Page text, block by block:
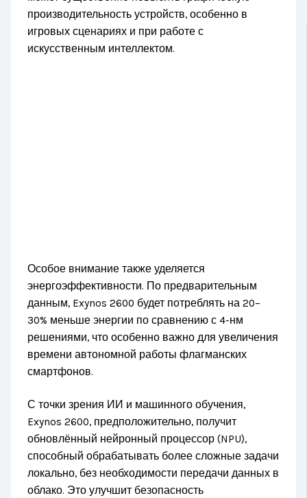
производительность устройств, особенно в
игровых сценариях и при работе с
искусственным интеллектом.
Особое внимание также уделяется
энергоэффективности. По предварительным
данным, Exynos 2600 будет потреблять на 20–
30% меньше энергии по сравнению с 4-нм
решениями, что особенно важно для увеличения
времени автономной работы флагманских
смартфонов.
С точки зрения ИИ и машинного обучения,
Exynos 2600, предположительно, получит
обновлённый нейронный процессор (NPU),
способный обрабатывать более сложные задачи
локально, без необходимости передачи данных в
облако. Это улучшит безопасность